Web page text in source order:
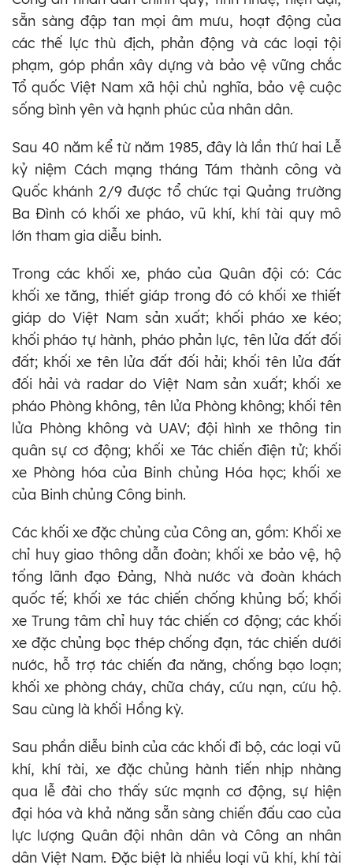
sẵn sàng đập tan mọi âm mưu, hoạt động của
các thế lực thù địch, phản động và các loại tội
phạm, góp phần xây dựng và bảo vệ vững chắc
Tổ quốc Việt Nam xã hội chủ nghĩa, bảo vệ cuộc
sống bình yên và hạnh phúc của nhân dân.
Sau 40 năm kể từ năm 1985, đây là lần thứ hai Lễ
kỷ niệm Cách mạng tháng Tám thành công và
Quốc khánh 2/9 được tổ chức tại Quảng trường
Ba Đình có khối xe pháo, vũ khí, khí tài quy mô
lớn tham gia diễu binh.
Trong các khối xe, pháo của Quân đội có: Các
khối xe tăng, thiết giáp trong đó có khối xe thiết
giáp do Việt Nam sản xuất; khối pháo xe kéo;
khối pháo tự hành, pháo phản lực, tên lửa đất đối
đất; khối xe tên lửa đất đối hải; khối tên lửa đất
đối hải và radar do Việt Nam sản xuất; khối xe
pháo Phòng không, tên lửa Phòng không; khối tên
lửa Phòng không và UAV; đội hình xe thông tin
quân sự cơ động; khối xe Tác chiến điện tử; khối
xe Phòng hóa của Binh chủng Hóa học; khối xe
của Binh chủng Công binh.
Các khối xe đặc chủng của Công an, gồm: Khối xe
chỉ huy giao thông dẫn đoàn; khối xe bảo vệ, hộ
tống lãnh đạo Đảng, Nhà nước và đoàn khách
quốc tế; khối xe tác chiến chống khủng bố; khối
xe Trung tâm chỉ huy tác chiến cơ động; các khối
xe đặc chủng bọc thép chống đạn, tác chiến dưới
nước, hỗ trợ tác chiến đa năng, chống bạo loạn;
khối xe phòng cháy, chữa cháy, cứu nạn, cứu hộ.
Sau cùng là khối Hồng kỳ.
Sau phần diễu binh của các khối đi bộ, các loại vũ
khí, khí tài, xe đặc chủng hành tiến nhịp nhàng
qua lễ đài cho thấy sức mạnh cơ động, sự hiện
đại hóa và khả năng sẵn sàng chiến đấu cao của
lực lượng Quân đội nhân dân và Công an nhân
dân Việt Nam. Đặc biệt là nhiều loại vũ khí, khí tài